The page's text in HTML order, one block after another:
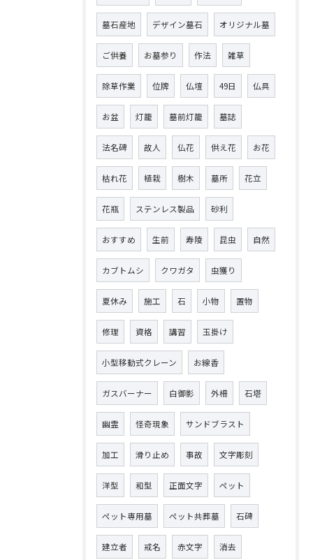
墓石産地 デザイン墓石 オリジナル墓
ご供養 お墓参り 作法 雑草
除草作業 位牌 仏壇 49日 仏具
お盆 灯籠 墓前灯籠 墓誌
法名碑 故人 仏花 供え花 お花
枯れ花 植栽 樹木 墓所 花立
花瓶 ステンレス製品 砂利
おすすめ 生前 寿陵 昆虫 自然
カブトムシ クワガタ 虫獲り
夏休み 施工 石 小物 置物
修理 資格 講習 玉掛け
小型移動式クレーン お線香
ガスバーナー 白御影 外柵 石塔
幽霊 怪奇現象 サンドブラスト
加工 滑り止め 事故 文字彫刻
洋型 和型 正面文字 ペット
ペット専用墓 ペット共葬墓 石碑
建立者 戒名 赤文字 消去